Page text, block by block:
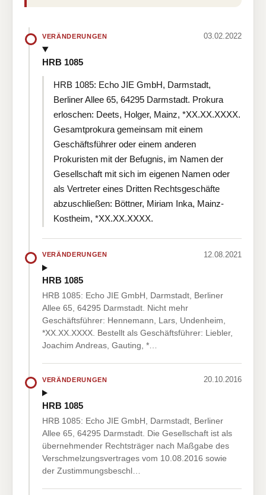
VERÄNDERUNGEN 03.02.2022
HRB 1085
HRB 1085: Echo JIE GmbH, Darmstadt,
Berliner Allee 65, 64295 Darmstadt. Prokura
erloschen: Deets, Holger, Mainz, *XX.XX.XXXX.
Gesamtprokura gemeinsam mit einem
Geschäftsführer oder einem anderen
Prokuristen mit der Befugnis, im Namen der
Gesellschaft mit sich im eigenen Namen oder
als Vertreter eines Dritten Rechtsgeschäfte
abzuschließen: Böttner, Miriam Inka, Mainz-
Kostheim, *XX.XX.XXXX.
VERÄNDERUNGEN 12.08.2021
HRB 1085
HRB 1085: Echo JIE GmbH, Darmstadt, Berliner
Allee 65, 64295 Darmstadt. Nicht mehr
Geschäftsführer: Hennemann, Lars, Undenheim,
*XX.XX.XXXX. Bestellt als Geschäftsführer: Liebler,
Joachim Andreas, Gauting, *…
VERÄNDERUNGEN 20.10.2016
HRB 1085
HRB 1085: Echo JIE GmbH, Darmstadt, Berliner
Allee 65, 64295 Darmstadt. Die Gesellschaft ist als
übernehmender Rechtsträger nach Maßgabe des
Verschmelzungsvertrages vom 10.08.2016 sowie
der Zustimmungsbeschl…